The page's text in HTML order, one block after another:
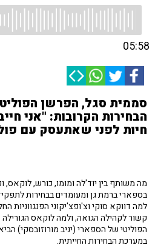
05:58
סממית סגל, הפרשן
הבחירות הקרובות: "אני
חיות לפני שאתעסק עם
מה משותף בין יוד'לה ומומו, כורש, לוקאס,
בספארי ברמת גן ומעומדים בבחירות
למה דווקא סוקי וצ'ופצ'יקוני הפנגווניות
קשור לקהילה הגואה, ולמה לוקאס
הפוליטי של הספארי (יניב מורוזובסקי)
במערכת הבחירות החייתית.